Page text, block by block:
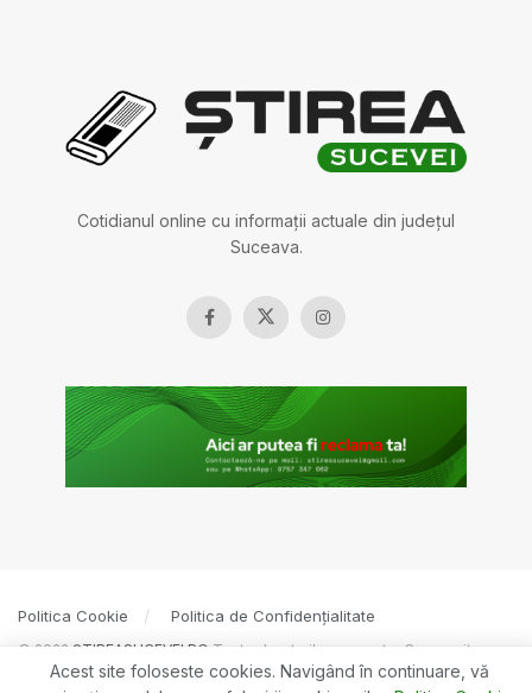
Cotidianul online cu informații actuale din județul
Suceava.
Politica Cookie Politica de Confidențialitate
© 2022 ȘTIREASUCEVEI.RO Toate drepturile rezervate. Creare site
BOSSNET
Acest site foloseste cookies. Navigând în continuare, vă